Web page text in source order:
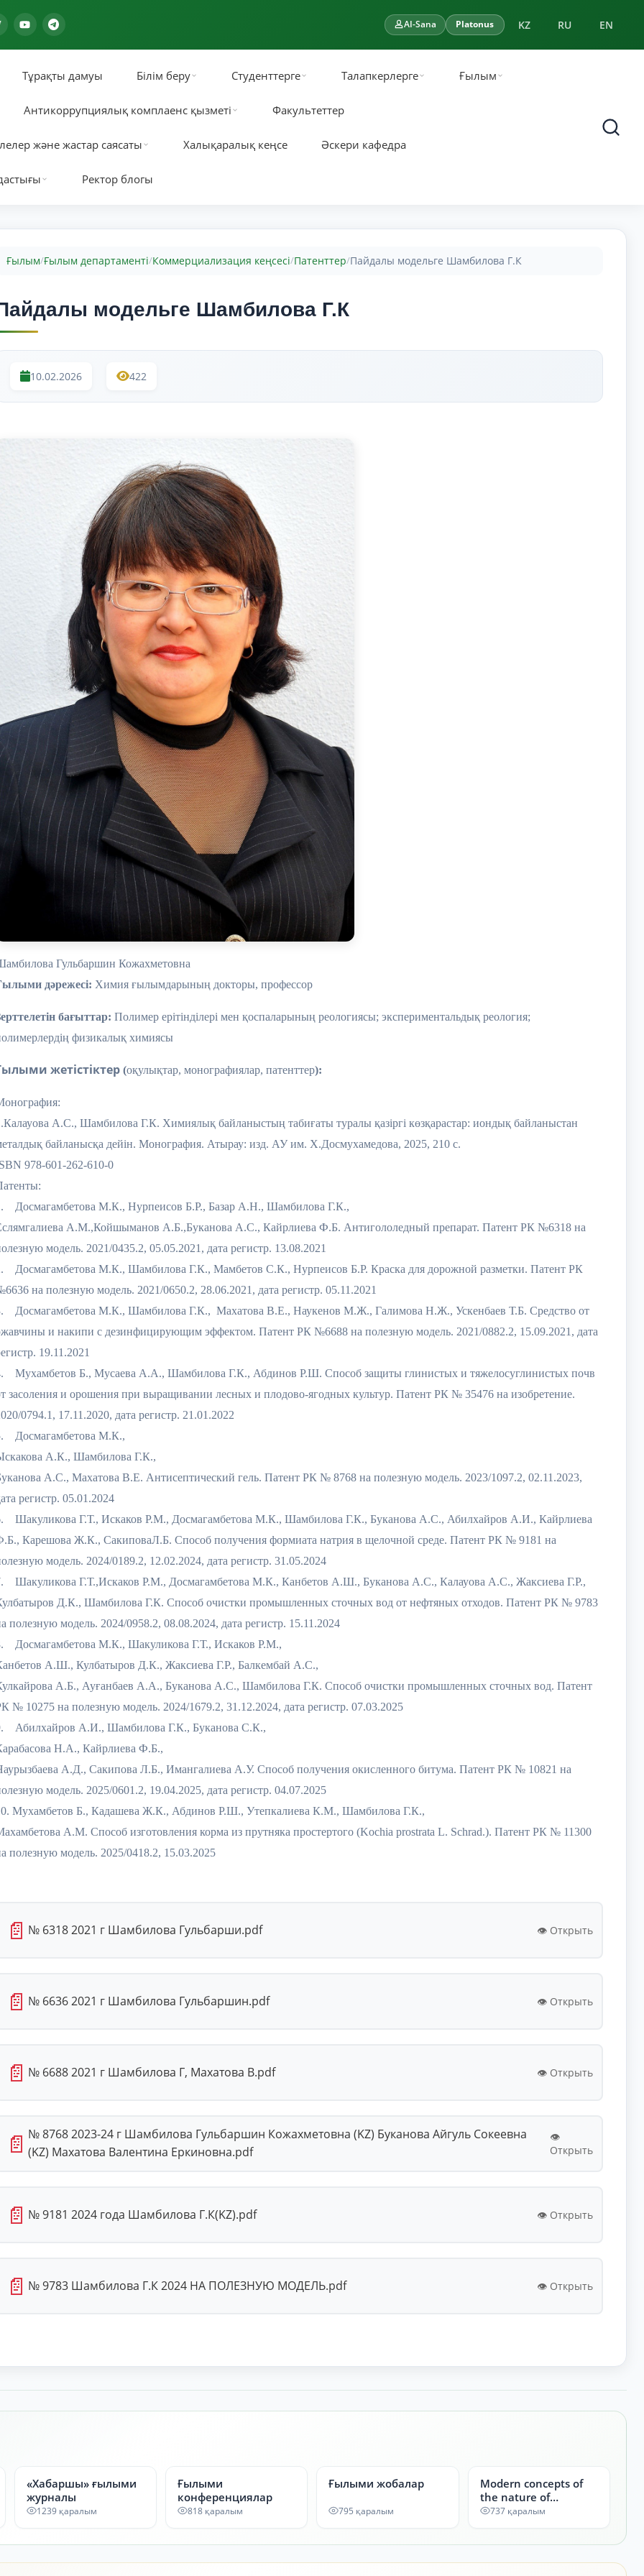
AI-Sana Platonus KZ RU EN
Тұрақты дамуы Білім беру Студенттерге Талапкерлерге Ғылым
Антикоррупциялық комплаенс қызметі Факультеттер
және жастар саясаты Халықаралық кеңсе Әскери кафедра
Ректор блогы
Ғылым/Ғылым департаменті/Коммерциализация кеңсесі/Патенттер/Пайдалы модельге Шамбилова Г.К
модельге Шамбилова Г.К
10.02.2026 422
Гульбаршин Кожахметовна
дәрежесі: Химия ғылымдарының докторы, профессор
бағыттар: Полимер ерітінділері мен қоспаларының реологиясы; экспериментальдық реология;
физикалық химиясы
жетістіктер (оқулықтар, монографиялар, патенттер):
А.С., Шамбилова Г.К. Химиялық байланыстың табиғаты туралы қазіргі көзқарастар: иондық байланыстан
байланысқа дейін. Монография. Атырау: изд. АУ им. Х.Досмухамедова, 2025, 210 с.
978-601-262-610-0
Досмагамбетова М.К., Нурпеисов Б.Р., Базар А.Н., Шамбилова Г.К.,
А.М.,Койшыманов А.Б.,Буканова А.С., Кайрлиева Ф.Б. Антигололедный препарат. Патент РК №6318 на
модель. 2021/0435.2, 05.05.2021, дата регистр. 13.08.2021
Досмагамбетова М.К., Шамбилова Г.К., Мамбетов С.К., Нурпеисов Б.Р. Краска для дорожной разметки. Патент РК
на полезную модель. 2021/0650.2, 28.06.2021, дата регистр. 05.11.2021
Досмагамбетова М.К., Шамбилова Г.К., Махатова В.Е., Наукенов М.Ж., Галимова Н.Ж., Ускенбаев Т.Б. Средство от
и накипи с дезинфицирующим эффектом. Патент РК №6688 на полезную модель. 2021/0882.2, 15.09.2021, дата
19.11.2021
Мухамбетов Б., Мусаева А.А., Шамбилова Г.К., Абдинов Р.Ш. Способ защиты глиниcтых и тяжелосуглинистых почв
засоления и орошения при выращивании лесных и плодово-ягодных культур. Патент РК № 35476 на изобретение.
0794.1, 17.11.2020, дата регистр. 21.01.2022
Досмагамбетова М.К.,
А.К., Шамбилова Г.К.,
А.С., Махатова В.Е. Антисептический гель. Патент РК № 8768 на полезную модель. 2023/1097.2, 02.11.2023,
регистр. 05.01.2024
Шакуликова Г.Т., Искаков Р.М., Досмагамбетова М.К., Шамбилова Г.К., Буканова А.С., Абилхайров А.И., Кайрлиева
Карешова Ж.К., СакиповаЛ.Б. Способ получения формиата натрия в щелочной среде. Патент РК № 9181 на
модель. 2024/0189.2, 12.02.2024, дата регистр. 31.05.2024
Шакуликова Г.Т.,Искаков Р.М., Досмагамбетова М.К., Канбетов А.Ш., Буканова А.С., Калауова А.С., Жаксиева Г.Р.,
Д.К., Шамбилова Г.К. Способ очистки промышленных сточных вод от нефтяных отходов. Патент РК № 9783
полезную модель. 2024/0958.2, 08.08.2024, дата регистр. 15.11.2024
Досмагамбетова М.К., Шакуликова Г.Т., Искаков Р.М.,
А.Ш., Кулбатыров Д.К., Жаксиева Г.Р., Балкембай А.С.,
А.Б., Ауғанбаев А.А., Буканова А.С., Шамбилова Г.К. Способ очистки промышленных сточных вод. Патент
№ 10275 на полезную модель. 2024/1679.2, 31.12.2024, дата регистр. 07.03.2025
Абилхайров А.И., Шамбилова Г.К., Буканова С.К.,
Н.А., Кайрлиева Ф.Б.,
А.Д., Сакипова Л.Б., Имангалиева А.У. Способ получения окисленного битума. Патент РК № 10821 на
модель. 2025/0601.2, 19.04.2025, дата регистр. 04.07.2025
Мухамбетов Б., Кадашева Ж.К., Абдинов Р.Ш., Утепкалиева К.М., Шамбилова Г.К.,
А.М. Способ изготовления корма из прутняка простертого (Kochia prostrata L. Schrad.). Патент РК № 11300
полезную модель. 2025/0418.2, 15.03.2025
📄 № 6318 2021 г Шамбилова Гульбарши.pdf 👁️ Открыть
📄 № 6636 2021 г Шамбилова Гульбаршин.pdf 👁️ Открыть
📄 № 6688 2021 г Шамбилова Г, Махатова В.pdf 👁️ Открыть
📄 № 8768 2023-24 г Шамбилова Гульбаршин Кожахметовна (KZ) Буканова Айгуль Сокеевна
(KZ) Махатова Валентина Еркиновна.pdf
👁️
Открыть
📄 № 9181 2024 года Шамбилова Г.К(KZ).pdf 👁️ Открыть
📄 № 9783 Шамбилова Г.К 2024 HA ПОЛЕЗНУЮ МОДЕЛЬ.pdf 👁️ Открыть
«Хабаршы» ғылыми
журналы
1239 қаралым
Ғылыми
конференциялар
818 қаралым
Ғылыми жобалар
795 қаралым
Modern concepts of
the nature of
chemical bonding:
737 қаралым